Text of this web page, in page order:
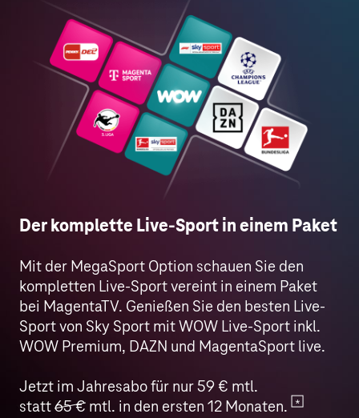
Der komplette Live-Sport in einem Paket
Mit der MegaSport Option schauen Sie den
kompletten Live-Sport vereint in einem Paket
bei MagentaTV. Genießen Sie den besten Live-
Sport von Sky Sport mit WOW Live-Sport inkl.
WOW Premium, DAZN und MagentaSport live.
Jetzt im Jahresabo für nur 59 € mtl.
statt65 € mtl. in den ersten 12 Monaten.